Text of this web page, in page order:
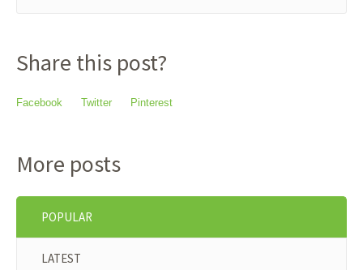
Share this post?
Facebook Twitter Pinterest
More posts
POPULAR
LATEST